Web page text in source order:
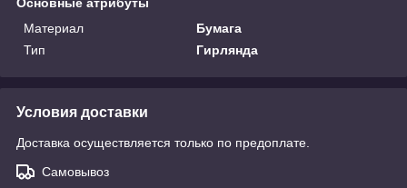
Материал
Бумага
Тип
Гирлянда
Условия доставки
Доставка осуществляется только по предоплате.
Самовывоз